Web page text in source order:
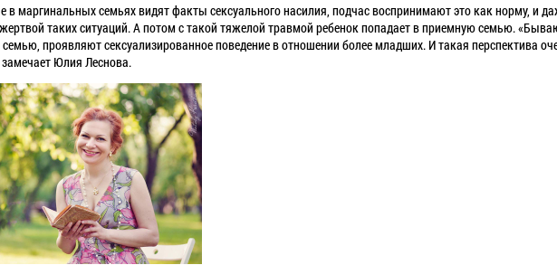
в маргинальных семьях видят факты сексуального насилия, подчас воспринимают это как норму, и
таких ситуаций. А потом с такой тяжелой травмой ребенок попадает в приемную семью.
семью, проявляют сексуализированное поведение в отношении более младших. И такая перспектива
замечает Юлия Леснова.